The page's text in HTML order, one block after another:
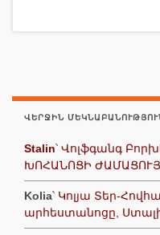
ՎԵՐՋԻՆ
Stalin՝ Վոլֆգանգ
ԽՈՀԱՆՈՑԻ
Kolia՝ Կոլյա Տեր-
արհեստանոցը,